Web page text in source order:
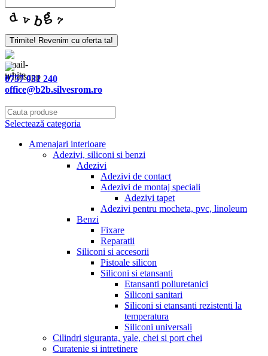
Trimite! Revenim cu oferta ta!
Contact
Email
0757 031 240
office@b2b.silvesrom.ro
Selectează categoria
Amenajari interioare
Adezivi, siliconi si benzi
Adezivi
Adezivi de contact
Adezivi de montaj speciali
Adezivi tapet
Adezivi pentru mocheta, pvc, linoleum
Benzi
Fixare
Reparatii
Siliconi si accesorii
Pistoale silicon
Siliconi si etansanti
Etansanti poliuretanici
Siliconi sanitari
Siliconi si etansanti rezistenti la
temperatura
Siliconi universali
Cilindri siguranta, yale, chei si port chei
Curatenie si intretinere